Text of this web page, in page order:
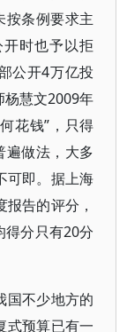
按条例要求主
时也予以拒
公开4万亿投
杨慧文2009年
花钱”，只得
遍做法，大多
可即。据上海
告的评分，
得分只有20分
国不少地方的
式预算已有一